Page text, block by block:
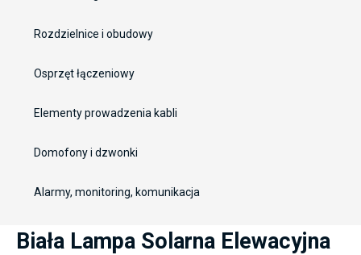
Rozdzielnice i obudowy
Osprzęt łączeniowy
Elementy prowadzenia kabli
Domofony i dzwonki
Alarmy, monitoring, komunikacja
Biała Lampa Solarna Elewacyjna